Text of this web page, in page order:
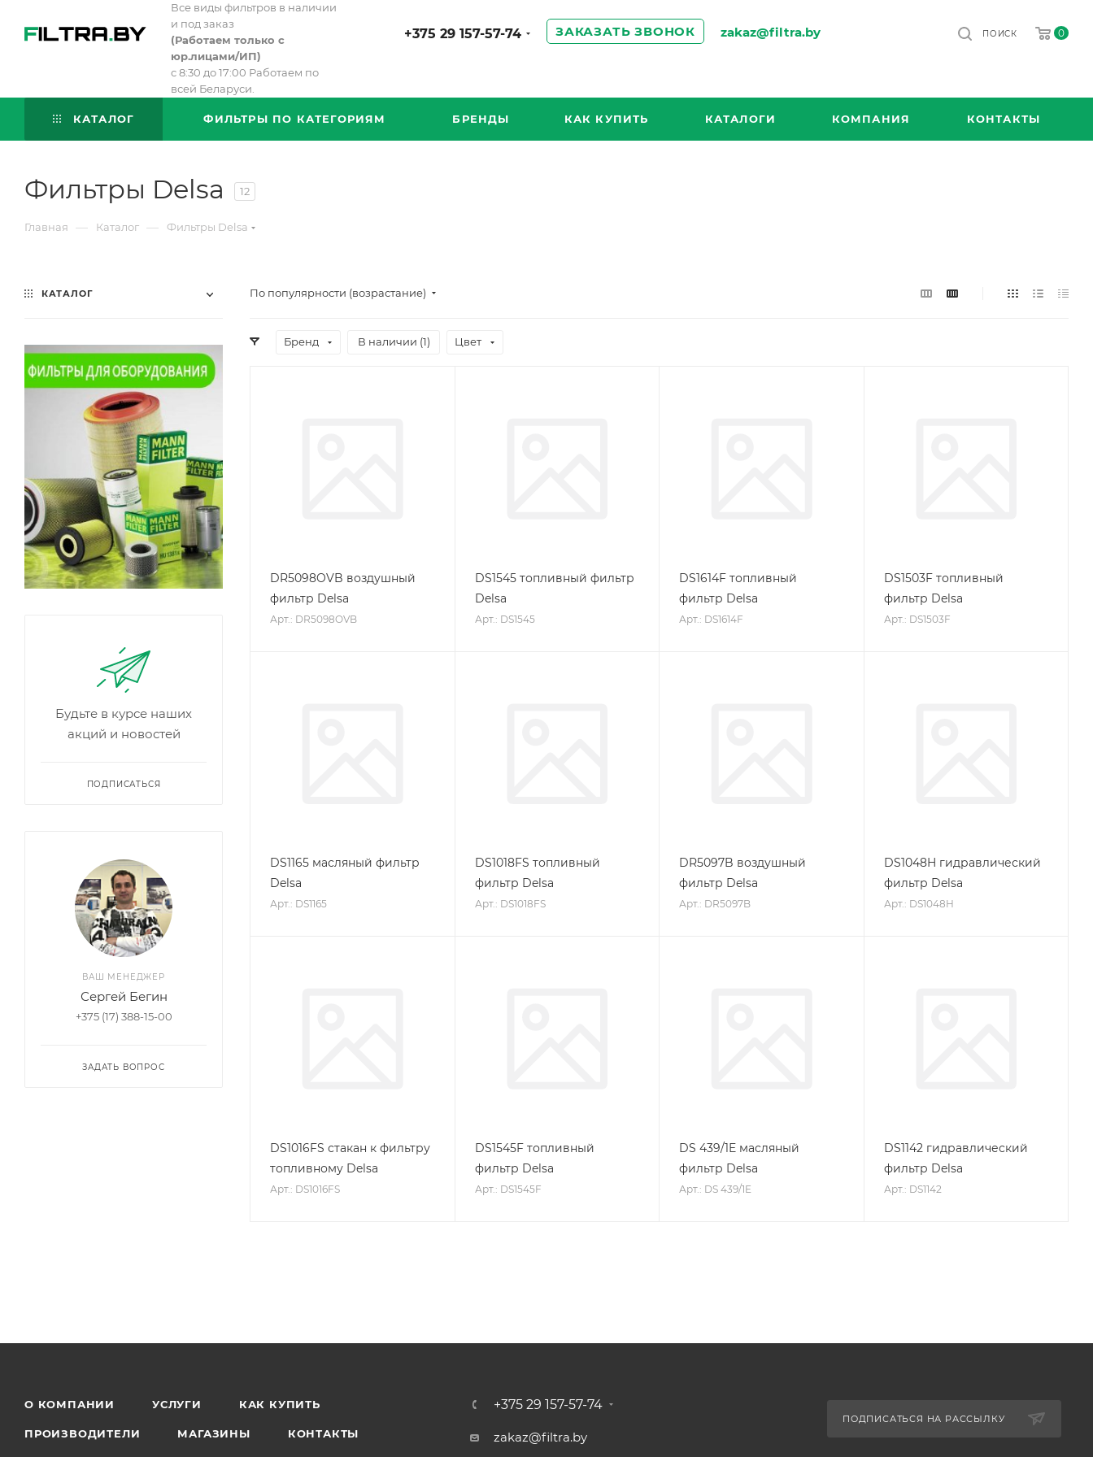
Все виды фильтров в наличии
и под заказ
(Работаем только с
юр.лицами/ИП)
с 8:30 до 17:00 Работаем по
всей Беларуси.
+375 29 157-57-74 ЗАКАЗАТЬ ЗВОНОК zakaz@filtra.by 0
ПОИСК
КАТАЛОГ ФИЛЬТРЫ ПО КАТЕГОРИЯМ БРЕНДЫ КАК КУПИТЬ КАТАЛОГИ КОМПАНИЯ КОНТАКТЫ
Фильтры Delsa 12
Главная — Каталог — Фильтры Delsa
По популярности (возрастание)
Бренд В наличии (1) Цвет
DR5098OVB воздушный
фильтр Delsa
Арт.: DR5098OVB
DS1545 топливный фильтр
Delsa
Арт.: DS1545
DS1614F топливный
фильтр Delsa
Арт.: DS1614F
DS1503F топливный
фильтр Delsa
Арт.: DS1503F
DS1165 масляный фильтр
Delsa
Арт.: DS1165
DS1018FS топливный
фильтр Delsa
Арт.: DS1018FS
DR5097B воздушный
фильтр Delsa
Арт.: DR5097B
DS1048H гидравлический
фильтр Delsa
Арт.: DS1048H
DS1016FS стакан к фильтру
топливному Delsa
Арт.: DS1016FS
DS1545F топливный
фильтр Delsa
Арт.: DS1545F
DS 439/1E масляный
фильтр Delsa
Арт.: DS 439/1E
DS1142 гидравлический
фильтр Delsa
Арт.: DS1142
КАТАЛОГ
Будьте в курсе наших
акций и новостей
ПОДПИСАТЬСЯ
ВАШ МЕНЕДЖЕР
Сергей Бегин
+375 (17) 388-15-00
ЗАДАТЬ ВОПРОС
О КОМПАНИИ УСЛУГИ КАК КУПИТЬ
ПРОИЗВОДИТЕЛИ МАГАЗИНЫ КОНТАКТЫ
+375 29 157-57-74
zakaz@filtra.by
ПОДПИСАТЬСЯ НА РАССЫЛКУ